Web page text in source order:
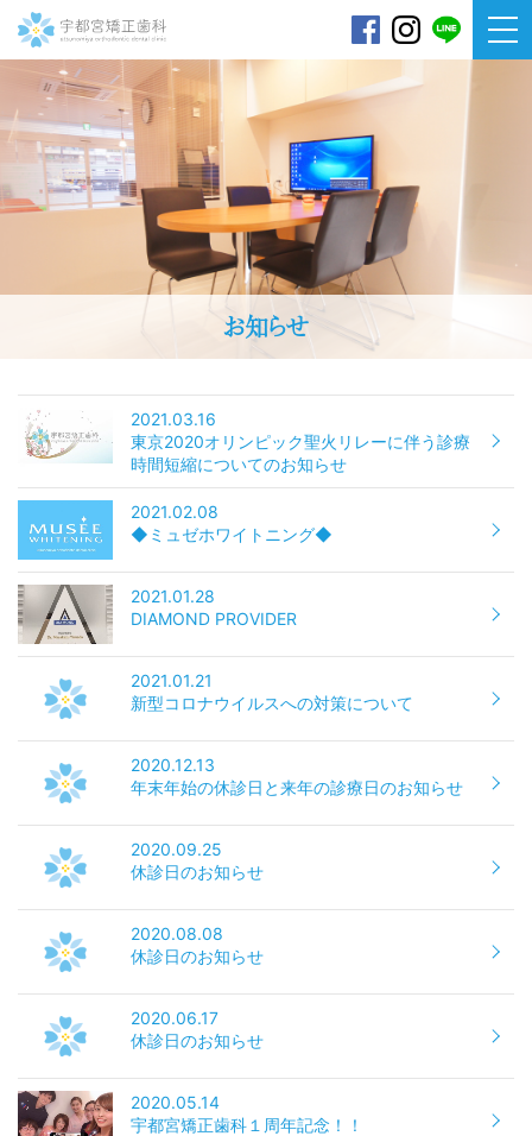
宇都宮矯正歯科
お知らせ
2021.03.16
東京2020オリンピック聖火リレーに伴う診療
時間短縮についてのお知らせ
2021.02.08
◆ミュゼホワイトニング◆
2021.01.28
DIAMOND PROVIDER
2021.01.21
新型コロナウイルスへの対策について
2020.12.13
年末年始の休診日と来年の診療日のお知らせ
2020.09.25
休診日のお知らせ
2020.08.08
休診日のお知らせ
2020.06.17
休診日のお知らせ
2020.05.14
宇都宮矯正歯科１周年記念！！